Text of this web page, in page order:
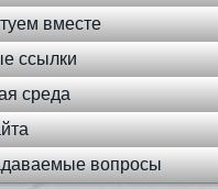
вместе
ссылки
среда
вопросы